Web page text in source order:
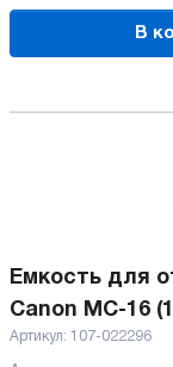
В
Емкость для
Canon MC-16
Артикул: 107-022296